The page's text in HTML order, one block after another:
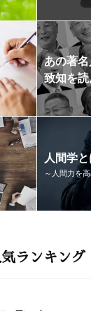
あの著
致知を
人間学
～人間力を
ランキング